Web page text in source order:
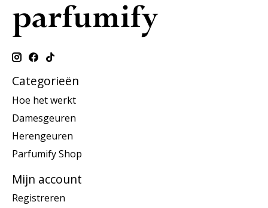
Categorieën
Hoe het werkt
Damesgeuren
Herengeuren
Parfumify Shop
Mijn account
Registreren